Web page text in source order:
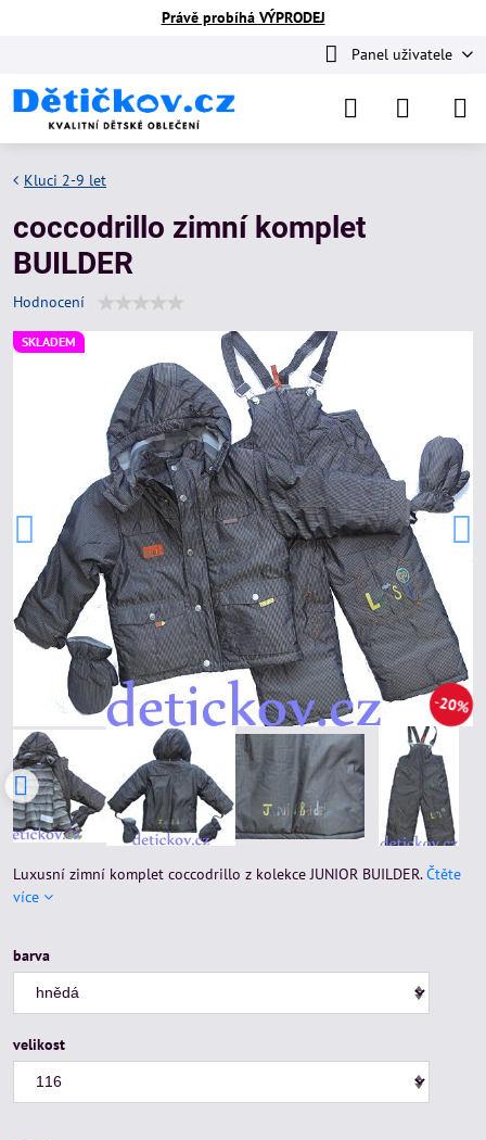
Právě probíhá VÝPRODEJ
Panel uživatele
SKLADEM
20%
Kluci 2-9 let
coccodrillo zimní komplet
BUILDER
Hodnocení
Luxusní zimní komplet coccodrillo z kolekce JUNIOR BUILDER.Čtěte
více
barva
velikost